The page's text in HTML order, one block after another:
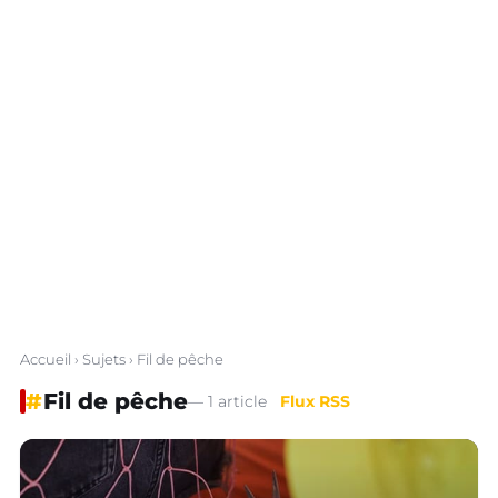
Accueil › Sujets› Fil de pêche
#Fil de pêche— 1 article Flux RSS